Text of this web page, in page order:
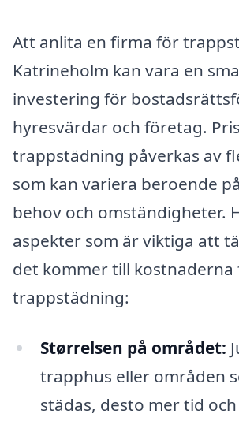
Att anlita en firma för
Katrineholm kan vara en
investering för
hyresvärdar och företag.
trappstädning påverkas av
som kan variera beroende
behov och omständigheter.
aspekter som är viktiga att
det kommer till kostnaderna
trappstädning:
Størrelsen på området:
trapphus eller områden
städas, desto mer tid